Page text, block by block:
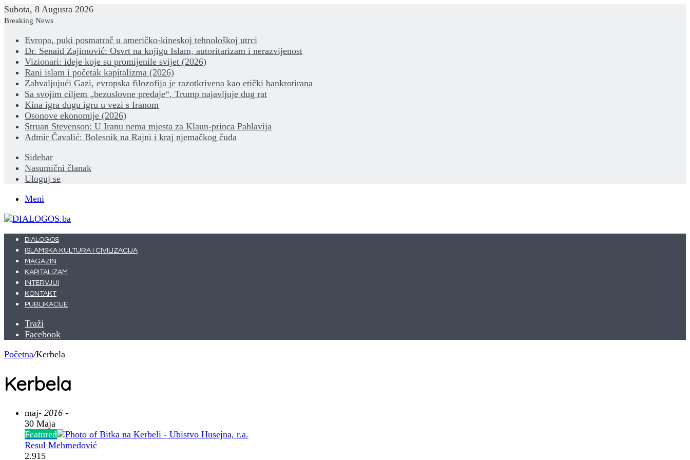
Subota, 8 Augusta 2026
Breaking News
Evropa, puki posmatrač u američko-kineskoj tehnološkoj utrci
Dr. Senaid Zajimović: Osvrt na knjigu Islam, autoritarizam i nerazvijenost
Vizionari: ideje koje su promijenile svijet (2026)
Rani islam i početak kapitalizma (2026)
Zahvaljujući Gazi, evropska filozofija je razotkrivena kao etički bankrotirana
Sa svojim ciljem „bezuslovne predaje“, Trump najavljuje dug rat
Kina igra dugu igru u vezi s Iranom
Osonove ekonomije (2026)
Struan Stevenson: U Iranu nema mjesta za Klaun-princa Pahlavija
Admir Čavalić: Bolesnik na Rajni i kraj njemačkog čuda
Sidebar
Nasumični članak
Uloguj se
Meni
DIALOGOS
ISLAMSKA KULTURA I CIVILIZACIJA
MAGAZIN
KAPITALIZAM
INTERVJUI
KONTAKT
PUBLIKACIJE
Traži
Facebook
Početna/Kerbela
Kerbela
maj- 2016 -
30 Maja
Featured
Resul Mehmedović
2.915